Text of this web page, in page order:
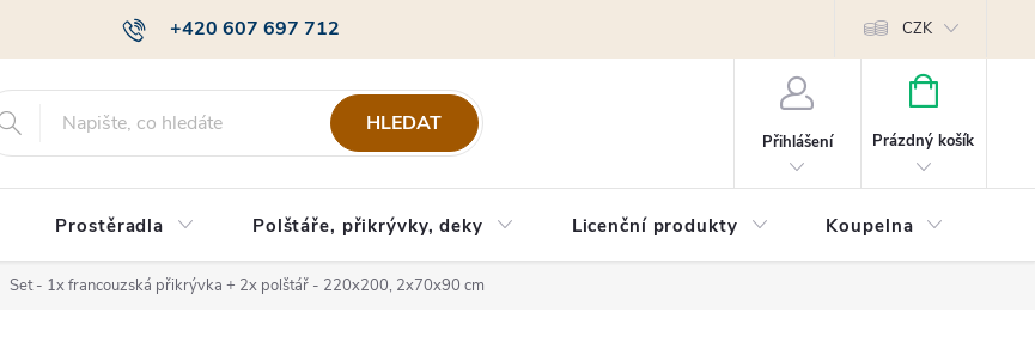
+420 607 697 712
Obchodní podmínky Podmínky ochrany osobních údajů Poptávky a B2B
CZK
HLEDAT
Přihlášení
NÁKUPNÍ
Prázdný košík
Prostěradla Polštáře, přikrývky, deky Licenční produkty Koupelna
Set - 1x francouzská přikrývka + 2x polštář - 220x200, 2x70x90 cm